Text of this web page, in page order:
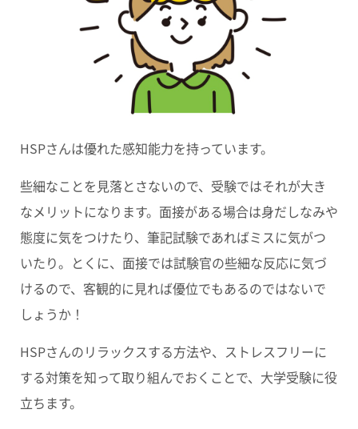
HSPさんは優れた感知能力を持っています。
些細なことを見落とさないので、受験ではそれが大き
なメリットになります。面接がある場合は身だしなみや
態度に気をつけたり、筆記試験であればミスに気がつ
いたり。とくに、面接では試験官の些細な反応に気づ
けるので、客観的に見れば優位でもあるのではないで
しょうか！
HSPさんのリラックスする方法や、ストレスフリーに
する対策を知って取り組んでおくことで、大学受験に役
立ちます。